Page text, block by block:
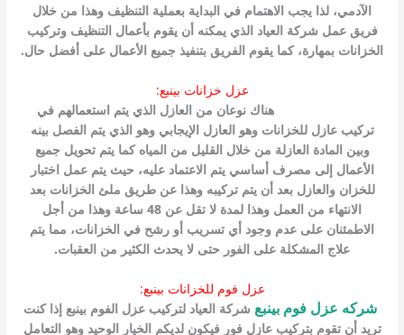
الآدمي، لذا يجب الاهتمام في البداية بعملية التنظيف وهذا من خلال
فريق عمل شركة العياد الذي يمكنه أن يقوم بأعمال التنظيف وتركيب
الخزانات بمهارة، كما يقوم الفريق بتنفيذ جميع الأعمال على أفضل حال.
عزل خزانات بينبع:
هناك نوعان من العازل الذي يتم استعمالهم في
تركيب عازل للخزانات وهو العازل الإيجابي وهو الذي يتم الفصل بينه
وبين المادة العازلة من خلال القليل من المياه كما يتم تحويل جميع
الأعمال إلى مصرف أساسي يتم الاعتماد عليه، حيث يتم عمل اختبار
للخزان والعازل بعد أن يتم تركيبه وهذا عن طريق ملئ الخزانات بعد
الانتهاء من العمل وهذا لمدة لا تقل عن 48 ساعة وهذا من أجل
الاطمئنان على عدم وجود أي تسريب أو رشح في الخزانات، مما يتم
علاج المشكلة على الفور حتى لا يحدث الكثير من العقبات.
عزل فوم للخزانات بينبع:
شركه عزل فوم بينبع شركة العياد لتركيب عزل الفوم بينبع إذا كنت
تريد أن تقوم بتركيب عازل فور فيكون لديكم الخيار الوحيد وهو التعامل